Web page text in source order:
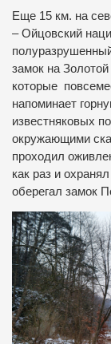
Еще 15 км. на
– Ойцовский
замок на
которые
напоминает
известняковых
окружающими
проходил
как раз и
оберегал замок